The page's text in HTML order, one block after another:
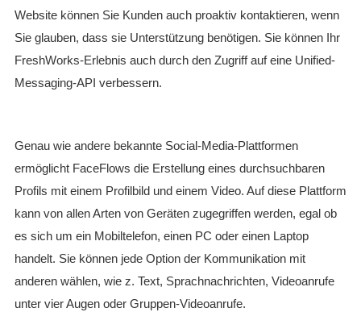
Website können Sie Kunden auch proaktiv kontaktieren, wenn
Sie glauben, dass sie Unterstützung benötigen. Sie können Ihr
FreshWorks-Erlebnis auch durch den Zugriff auf eine Unified-
Messaging-API verbessern.
Genau wie andere bekannte Social-Media-Plattformen
ermöglicht FaceFlows die Erstellung eines durchsuchbaren
Profils mit einem Profilbild und einem Video. Auf diese Plattform
kann von allen Arten von Geräten zugegriffen werden, egal ob
es sich um ein Mobiltelefon, einen PC oder einen Laptop
handelt. Sie können jede Option der Kommunikation mit
anderen wählen, wie z. Text, Sprachnachrichten, Videoanrufe
unter vier Augen oder Gruppen-Videoanrufe.